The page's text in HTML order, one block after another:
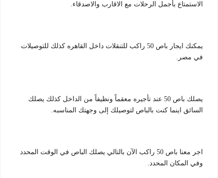
الاستمتاع بأجمل الرحلات مع الاقارب والاصدقاء.
يمكنك ايجار باص 50 راكب للتنقلات داخل القاهره كذلك للتوصيلات
في مصر.
يصلك باص 50 عند تأجيره معقماً ونظيفاً من الداخل كذلك يصلك
السائق اينما كنت بالباص لتوصيلك إلى وجهتك المناسبه.
اجر معنا باص 50 راكب الآن بالتالي يصلك الباص في الوقت المحدد
وفي المكان المحدد.